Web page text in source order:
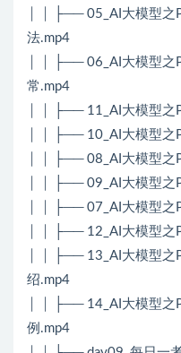
│ │ ├── 05_AI大模型之
法.mp4
│ │ ├── 06_AI大模型之
常.mp4
│ │ ├── 11_AI大模型之
│ │ ├── 10_AI大模型之
│ │ ├── 08_AI大模型之
│ │ ├── 09_AI大模型之
│ │ ├── 07_AI大模型之
│ │ ├── 12_AI大模型之
│ │ ├── 13_AI大模型之
绍.mp4
│ │ ├── 14_AI大模型之
例.mp4